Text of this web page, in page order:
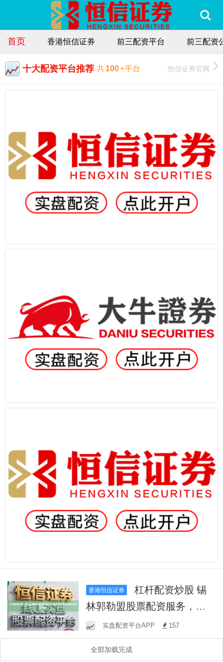
首页 香港恒信证券 前三配资平台 前三配资
十大配资平台推荐 共100+平台 恒信证券官网
香港恒信证券
杠杆配资炒股 锡
林郭勒盟股票配资服务，专
业助力投资者实现财富增值
实盘配资平台APP 157
全部加载完成